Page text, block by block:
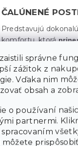
správne
zážitok z
Vďaka nim
obsah a
o používaní
partnermi.
spracovaním
môžete
ČALÚNENÉ
Predstavujú
komfortu, ktorá
ohľadom na
polstrovanie a jemné
dotyk. Čalúnené
interiéru vďaka svojej
farebných
praktické úložné
menších bytoch,
Ľahko sa kombinujú